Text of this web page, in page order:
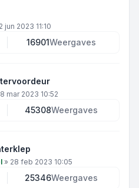
jun 2023 11:10
16901Weergaves
mar 2023 10:52
45308Weergaves
» 28 feb 2023 10:05
25346Weergaves